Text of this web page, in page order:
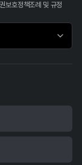
보호정책조례 및 규정